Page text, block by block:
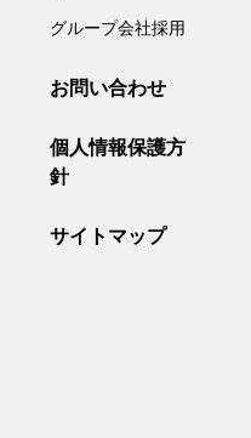
グループ会社採用
お問い合わせ
個人情報保護方
針
サイトマップ